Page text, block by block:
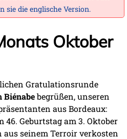
sie die englische Version.
Oktober
Gratulationsrunde
Biénabebegrüßen, unseren
aus Bordeaux:
Geburtstag am 3. Oktober
seinem Terroir verkosten